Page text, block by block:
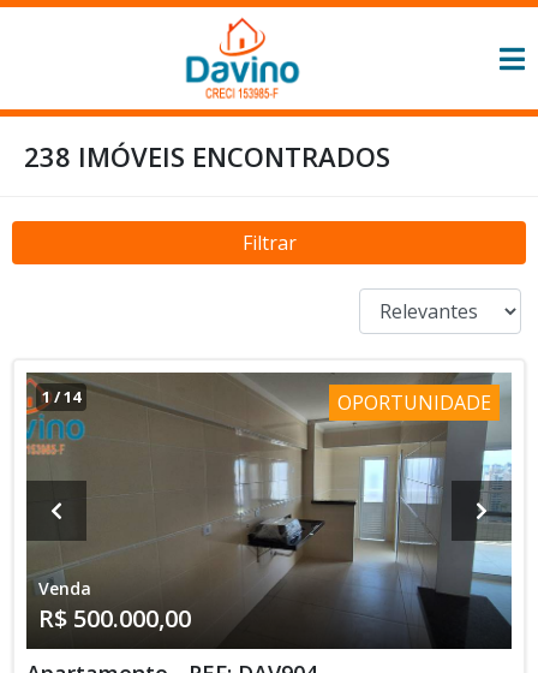
238 IMÓVEIS ENCONTRADOS
Filtrar
1/14 OPORTUNIDADE
Venda
R$ 500.000,00